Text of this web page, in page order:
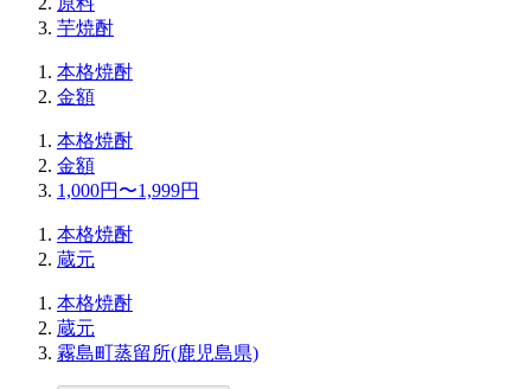
芋焼酎
本格焼酎
金額
本格焼酎
金額
1,000円〜1,999円
本格焼酎
蔵元
本格焼酎
蔵元
霧島町蒸留所(鹿児島県)